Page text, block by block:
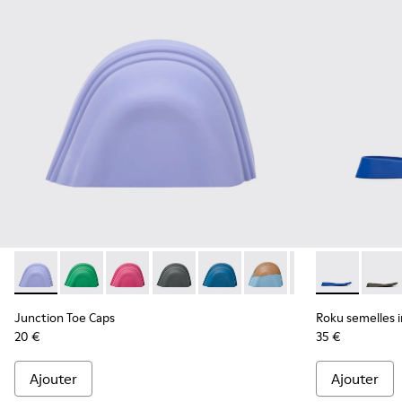
Junction Toe Caps - KS00063-024 - Bouts en caoutchouc
Junction Toe Caps - KS00063-044
Junction Toe Caps - KS00063-043
Junction Toe Caps - KS00063-039
Junction Toe Caps -
Junction Toe Caps -
Junction Toe
Junction
Junction Toe Caps
20 €
Ajouter
Roku
Roku semelles
35 €
Ajouter